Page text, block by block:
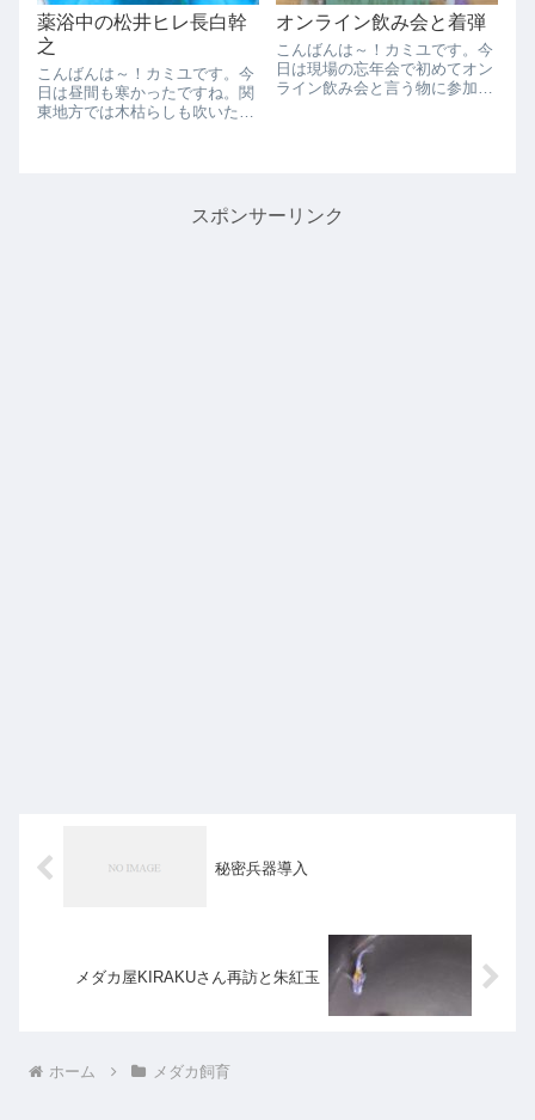
薬浴中の松井ヒレ長白幹
之
こんばんは～！カミユです。今
日は昼間も寒かったですね。関
東地方では木枯らしも吹いたし
らかなぁ、、、悩みはつきませ
オンライン飲み会と着弾
こんばんは～！カミユです。今
日は現場の忘年会で初めてオン
ライン飲み会と言う物に参加し
スポンサーリンク
秘密兵器導入
メダカ屋KIRAKUさん再訪と朱紅玉
ホーム メダカ飼育